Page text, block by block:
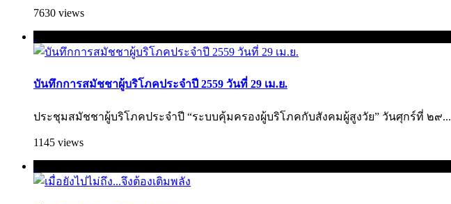
7630 views
บันทึกการสมัชชาผู้บริโภคประจำปี 2559 วันที่ 29 เม.ย.
ประชุมสมัชชาผู้บริโภคประจำปี “ระบบคุ้มครองผู้บริโภคกับสังคมผู้สูงวัย” วันศุกร์ที่ ๒๙...
1145 views